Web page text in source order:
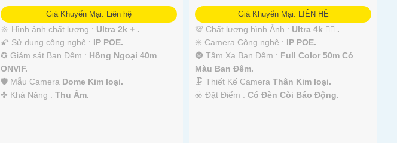
Giá Khuyến Mại: Liên hệ
🔆 Hình ảnh chất lượng : Ultra 2k + .
🌠 Sử dụng công nghệ : IP POE.
✪ Giám sát Ban Đêm : Hồng Ngoại 40m
ONVIF.
🛡 Mẫu Camera Dome Kim loại.
️✤ Khả Năng : Thu Âm.
Giá Khuyến Mại: LIÊN HỆ
💯 Chất lượng hình Ảnh : Ultra 4k 👍🏾 .
✳️ Camera Công nghệ : IP POE.
🌚 Tầm Xa Ban Đêm : Full Color 50m Có
Màu Ban Ðêm.
🗜️ Thiết Kế CameraThân Kim loại.
️☣️ Đặt Điểm :Có Ðèn Còi Báo Động.